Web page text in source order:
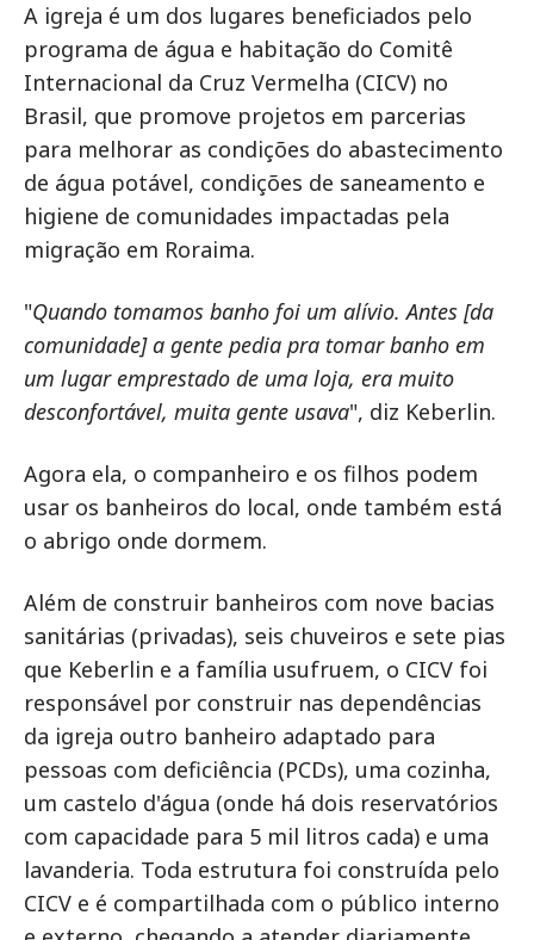
A igreja é um dos lugares beneficiados pelo
programa de água e habitação do Comitê
Internacional da Cruz Vermelha (CICV) no
Brasil, que promove projetos em parcerias
para melhorar as condições do abastecimento
de água potável, condições de saneamento e
higiene de comunidades impactadas pela
migração em Roraima.
"Quando tomamos banho foi um alívio. Antes [da
comunidade] a gente pedia pra tomar banho em
um lugar emprestado de uma loja, era muito
desconfortável, muita gente usava", diz Keberlin.
Agora ela, o companheiro e os filhos podem
usar os banheiros do local, onde também está
o abrigo onde dormem.
Além de construir banheiros com nove bacias
sanitárias (privadas), seis chuveiros e sete pias
que Keberlin e a família usufruem, o CICV foi
responsável por construir nas dependências
da igreja outro banheiro adaptado para
pessoas com deficiência (PCDs), uma cozinha,
um castelo d'água (onde há dois reservatórios
com capacidade para 5 mil litros cada) e uma
lavanderia. Toda estrutura foi construída pelo
CICV e é compartilhada com o público interno